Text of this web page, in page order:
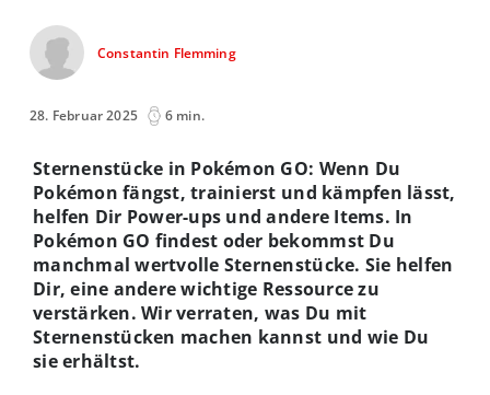
Constantin Flemming
28. Februar 2025 6 min.
Sternenstücke in Pokémon GO: Wenn Du
Pokémon fängst, trainierst und kämpfen lässt,
helfen Dir Power-ups und andere Items. In
Pokémon GO findest oder bekommst Du
manchmal wertvolle Sternenstücke. Sie helfen
Dir, eine andere wichtige Ressource zu
verstärken. Wir verraten, was Du mit
Sternenstücken machen kannst und wie Du
sie erhältst.